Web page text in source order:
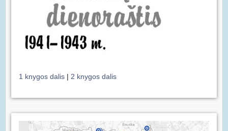
1 knygos dalis | 2 knygos dalis